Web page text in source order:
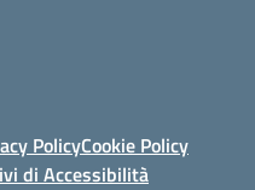
PolicyCookie Policy
di Accessibilità